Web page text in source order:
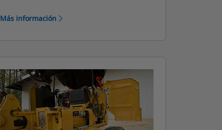
un botón. El beneficio de menos
alcance de las manos.
Más información